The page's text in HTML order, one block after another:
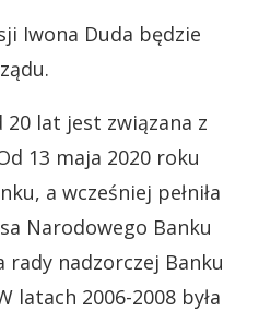
Iwona Duda będzie
20 lat jest związana z
13 maja 2020 roku
a wcześniej pełniła
Narodowego Banku
rady nadzorczej Banku
latach 2006-2008 była